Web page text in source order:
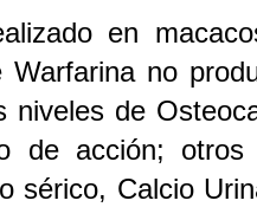
en
Warfarina no
niveles de
de acción;
sérico, Calcio